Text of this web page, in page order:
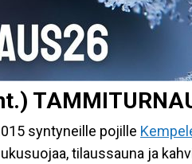
syntyneille pojille
tilaussauna ja